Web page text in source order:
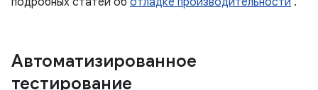
Автоматизированное
тестирование